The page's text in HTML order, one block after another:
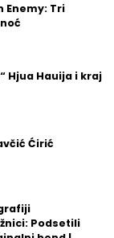
Enemy: Tri
Hjua Hauija i kraj
Ćirić
Podsetili